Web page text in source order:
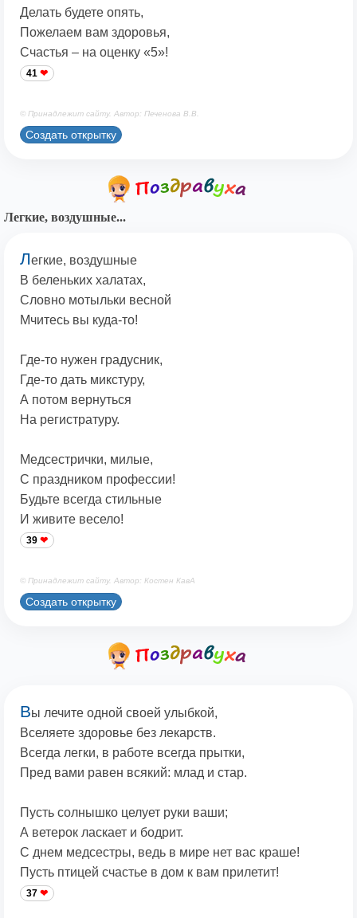
Делать будете опять,
Пожелаем вам здоровья,
Счастья – на оценку «5»!
41
© Принадлежит сайту. Автор: Печенова В.В.
Создать открытку
Легкие, воздушные...
Легкие, воздушные
В беленьких халатах,
Словно мотыльки весной
Мчитесь вы куда-то!
Где-то нужен градусник,
Где-то дать микстуру,
А потом вернуться
На регистратуру.
Медсестрички, милые,
С праздником профессии!
Будьте всегда стильные
И живите весело!
39
© Принадлежит сайту. Автор: Костен КавА
Создать открытку
Вы лечите одной своей улыбкой,
Вселяете здоровье без лекарств.
Всегда легки, в работе всегда прытки,
Пред вами равен всякий: млад и стар.
Пусть солнышко целует руки ваши;
А ветерок ласкает и бодрит.
С днем медсестры, ведь в мире нет вас краше!
Пусть птицей счастье в дом к вам прилетит!
37